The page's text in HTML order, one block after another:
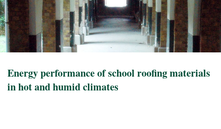
Energy performance of school roofing materials
in hot and humid climates